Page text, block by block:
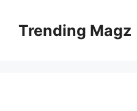
contentTrending Magz